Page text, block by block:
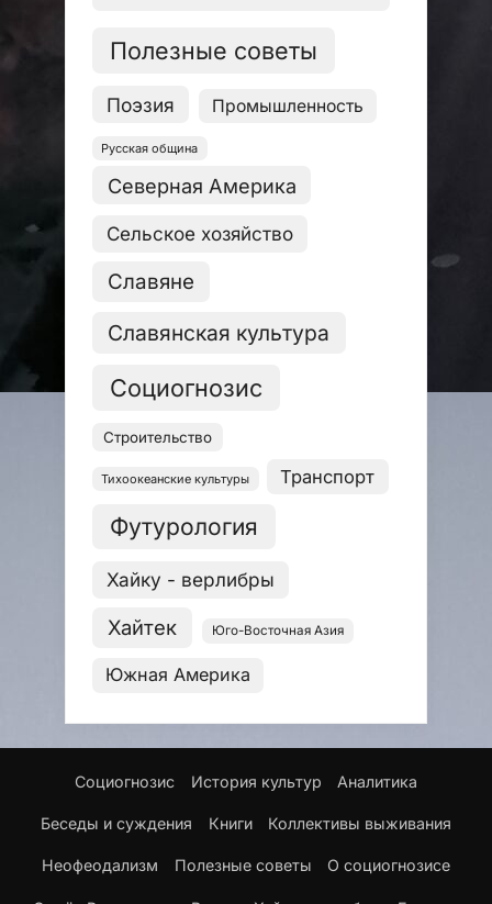
Полезные советы
Поэзия Промышленность
Русская община
Северная Америка
Сельское хозяйство
Славяне
Славянская культура
Социогнозис
Строительство
Тихоокеанские культуры Транспорт
Футурология
Хайку - верлибры
Хайтек Юго-Восточная Азия
Южная Америка
Cоциогнозис История культур Аналитика
Беседы и суждения Книги Коллективы выживания
Неофеодализм Полезные советы О социогнозисе